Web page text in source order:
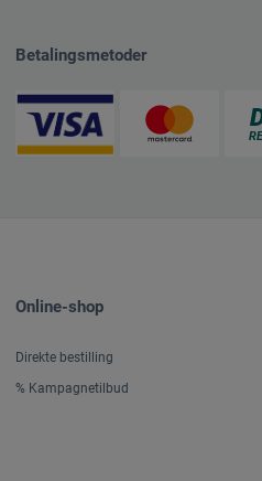
Betalingsmetoder
Online-shop
Direkte bestilling
% Kampagnetilbud